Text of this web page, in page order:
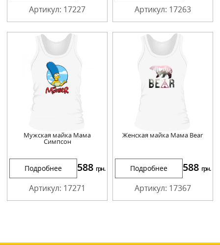
Артикул: 17227 Артикул: 17263
Мужская майка Мама
Симпсон
Подробнее 588 грн.
Артикул: 17271
Женская майка Мама Bear
Подробнее 588 грн.
Артикул: 17367